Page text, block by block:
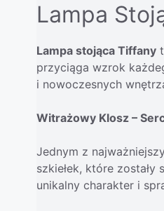
Lampa
Lampa stojąca Tiffany
przyciąga wzrok
i nowoczesnych
Witrażowy Klosz –
Jednym z
szkiełek, które
unikalny charakter i